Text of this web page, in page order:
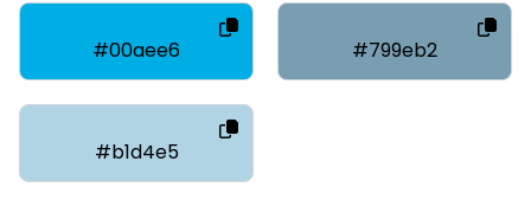
#00aee6 #799eb2
#b1d4e5